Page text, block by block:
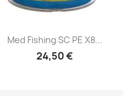
Med Fishing SC PE X8...
24,50 €